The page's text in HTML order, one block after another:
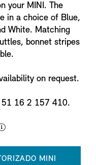
your MINI. The
in a choice of Blue,
White. Matching
bonnet stripes
on request.
51 16 2 157 410.
MINI